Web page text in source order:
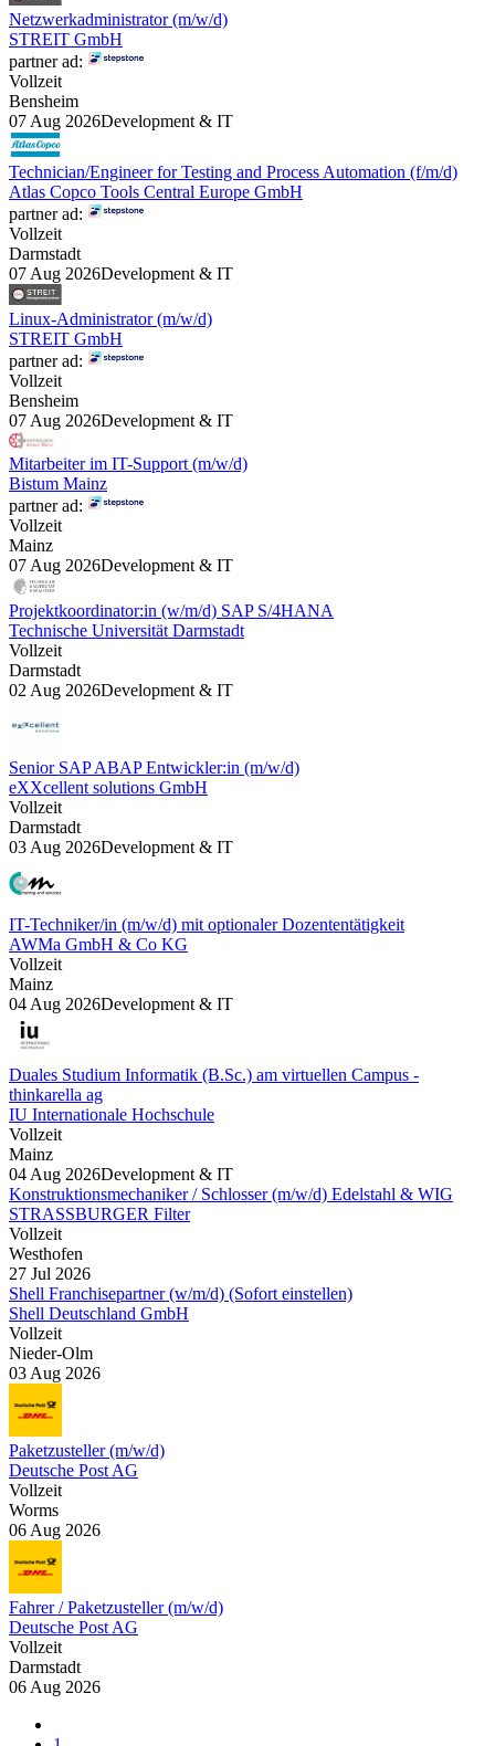
Netzwerkadministrator (m/w/d)
STREIT GmbH
partner ad:
Vollzeit
Bensheim
07 Aug 2026Development & IT
Technician/Engineer for Testing and Process Automation (f/m/d)
Atlas Copco Tools Central Europe GmbH
partner ad:
Vollzeit
Darmstadt
07 Aug 2026Development & IT
Linux-Administrator (m/w/d)
STREIT GmbH
partner ad:
Vollzeit
Bensheim
07 Aug 2026Development & IT
Mitarbeiter im IT-Support (m/w/d)
Bistum Mainz
partner ad:
Vollzeit
Mainz
07 Aug 2026Development & IT
Projektkoordinator:in (w/m/d) SAP S/4HANA
Technische Universität Darmstadt
Vollzeit
Darmstadt
02 Aug 2026Development & IT
Senior SAP ABAP Entwickler:in (m/w/d)
eXXcellent solutions GmbH
Vollzeit
Darmstadt
03 Aug 2026Development & IT
IT-Techniker/in (m/w/d) mit optionaler Dozententätigkeit
AWMa GmbH & Co KG
Vollzeit
Mainz
04 Aug 2026Development & IT
Duales Studium Informatik (B.Sc.) am virtuellen Campus -
thinkarella ag
IU Internationale Hochschule
Vollzeit
Mainz
04 Aug 2026Development & IT
Konstruktionsmechaniker / Schlosser (m/w/d) Edelstahl & WIG
STRASSBURGER Filter
Vollzeit
Westhofen
27 Jul 2026
Shell Franchisepartner (w/m/d) (Sofort einstellen)
Shell Deutschland GmbH
Vollzeit
Nieder-Olm
03 Aug 2026
Paketzusteller (m/w/d)
Deutsche Post AG
Vollzeit
Worms
06 Aug 2026
Fahrer / Paketzusteller (m/w/d)
Deutsche Post AG
Vollzeit
Darmstadt
06 Aug 2026